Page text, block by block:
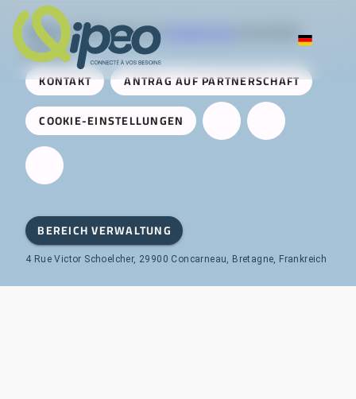
Qipeo © 2025 -Eine von
entwickelte
Lösung
KONTAKT
ANTRAG AUF PARTNERSCHAFT
COOKIE-EINSTELLUNGEN
BEREICH VERWALTUNG
4 Rue Victor Schoelcher, 29900 Concarneau, Bretagne, Frankreich